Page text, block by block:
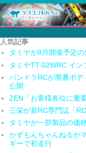
人気記事
タミヤが8月開催予定
タミヤTT-02WRC イ
パンドラRCが廃番ボ
公開
ZEN「お客様各位に重
三栄が新RC専門誌「
タミヤが一部製品の価
かずもんちゃんねるが
ギーで初走行